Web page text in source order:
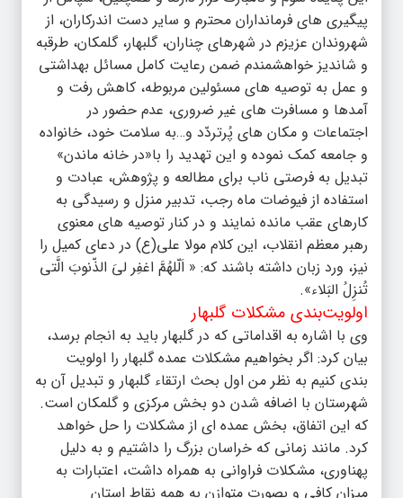
پیگیری های فرمانداران محترم و سایر دست اندرکاران، از
شهروندان عزیزم در شهرهای چناران، گلبهار، گلمکان، طرقبه
و شاندیز خواهشمندم ضمن رعایت کامل مسائل بهداشتی
و عمل به توصیه های مسئولین مربوطه، کاهش رفت و
آمدها و مسافرت های غیر ضروری، عدم حضور در
اجتماعات و مکان های پُرتردّد و…به سلامت خود، خانواده
و جامعه کمک نموده و این تهدید را با«در خانه ماندن»
تبدیل به فرصتی ناب برای مطالعه و پژوهش، عبادت و
استفاده از فیوضات ماه رجب، تدبیر منزل و رسیدگی به
کارهای عقب مانده نمایند و در کنار توصیه های معنوی
رهبر معظم انقلاب، این کلام مولا علی(ع) در دعای کمیل را
نیز، ورد زبان داشته باشند که: « اَلّلهُمَّ اغفِر لیَ الذّنوبَ الَّتی
تُنزِلُ البَلاء».
اولویت‌بندی مشکلات گلبهار
وی با اشاره به اقداماتی که در گلبهار باید به انجام برسد،
بیان کرد: اگر بخواهیم مشکلات عمده گلبهار را اولویت
بندی کنیم به نظر من اول بحث ارتقاء گلبهار و تبدیل آن به
شهرستان با اضافه شدن دو بخش مرکزی و گلمکان است.
که این اتفاق، بخش عمده ای از مشکلات را حل خواهد
کرد. مانند زمانی که خراسان بزرگ را داشتیم و به دلیل
پهناوری، مشکلات فراوانی به همراه داشت، اعتبارات به
میزان کافی و بصورت متوازن به همه نقاط استان